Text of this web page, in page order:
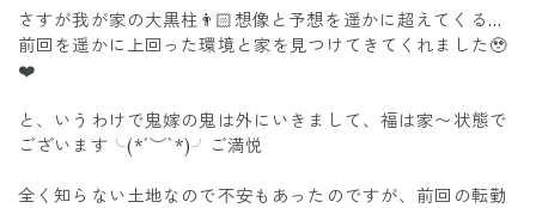
さすが我が家の大黒柱👨🏻想像と予想を遥かに超えてくる…
前回を遥かに上回った環境と家を見つけてきてくれました🥹
❤️
と、いうわけで鬼嫁の鬼は外にいきまして、福は家〜状態で
ございます╰(*´︶`*)╯ご満悦
全く知らない土地なので不安もあったのですが、前回の転勤